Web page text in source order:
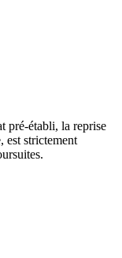
pré-établi, la reprise
est strictement